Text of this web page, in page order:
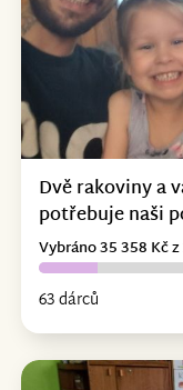
Dvě rakoviny a
potřebuje naši
63 dárců
Vybráno 35 358 Kč